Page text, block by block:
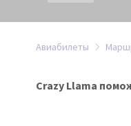
Авиабилеты
Crazy Llama